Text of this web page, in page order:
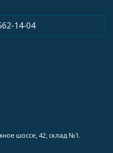
14-04
шоссе, 42, склад №1.